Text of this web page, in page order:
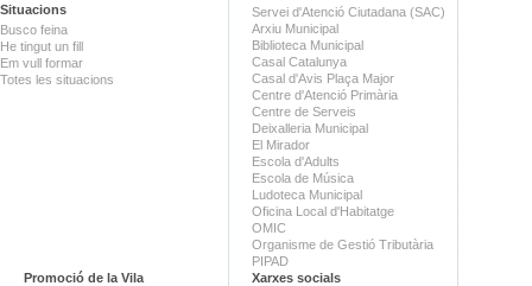
Situacions
Busco feina
He tingut un fill
Em vull formar
Totes les situacions
Servei d'Atenció Ciutadana (SAC)
Arxiu Municipal
Biblioteca Municipal
Casal Catalunya
Casal d'Avis Plaça Major
Centre d'Atenció Primària
Centre de Serveis
Deixalleria Municipal
El Mirador
Escola d'Adults
Escola de Música
Ludoteca Municipal
Oficina Local d'Habitatge
OMIC
Organisme de Gestió Tributària
PIPAD
Promoció de la Vila
Xarxes socials